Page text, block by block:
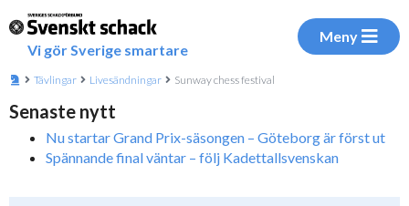
Vi gör Sverige smartare
Meny
Tävlingar Livesändningar Sunway chess festival
Senaste nytt
Nu startar Grand Prix-säsongen – Göteborg är först ut
Spännande final väntar – följ Kadettallsvenskan